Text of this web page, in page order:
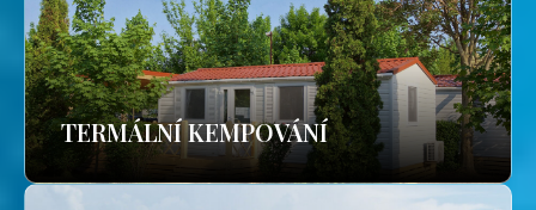
TERMÁLNÍ KEMPOVÁNÍ